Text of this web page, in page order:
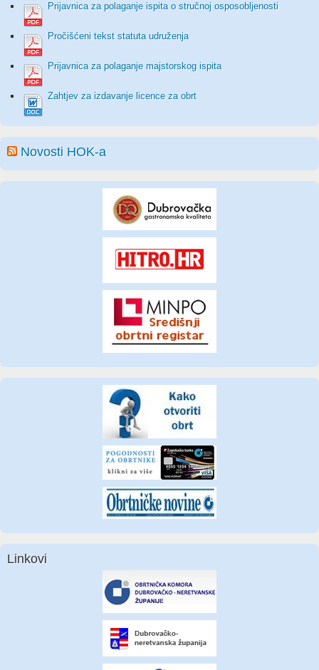
Prijavnica za polaganje ispita o stručnoj osposobljenosti
Pročišćeni tekst statuta udruženja
Prijavnica za polaganje majstorskog ispita
Zahtjev za izdavanje licence za obrt
Novosti HOK-a
Linkovi